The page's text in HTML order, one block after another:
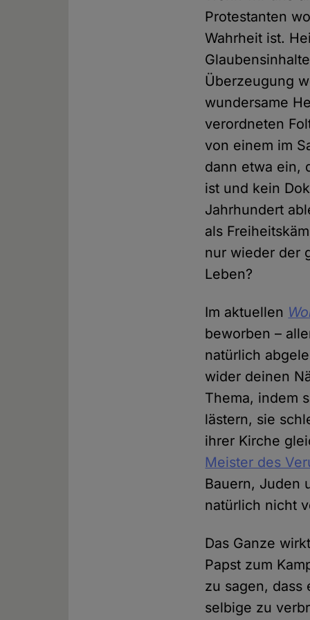
Protestanten
Wahrheit ist.
Überzeugung
wundersame
verordneten
von einem im
dann etwa ein,
ist und kein
Jahrhundert
als
nur wieder der
Leben?
Im aktuellen
beworben –
natürlich
wider deinen
Thema, indem
lästern, sie
ihrer Kirche
Meister des
Bauern, Juden
natürlich nicht
Das Ganze
Papst zum
zu sagen, dass
selbige zu